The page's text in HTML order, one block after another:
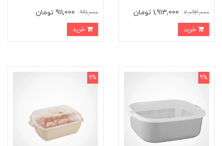
2,094,000 1,913,000 تومان 991,000 911,000 تومان
9%
9%